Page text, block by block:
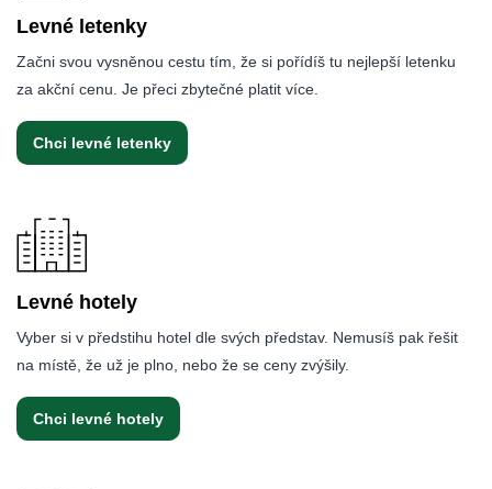
Levné letenky
Začni svou vysněnou cestu tím, že si pořídíš tu nejlepší letenku
za akční cenu. Je přeci zbytečné platit více.
Chci levné letenky
Levné hotely
Vyber si v předstihu hotel dle svých představ. Nemusíš pak řešit
na místě, že už je plno, nebo že se ceny zvýšily.
Chci levné hotely